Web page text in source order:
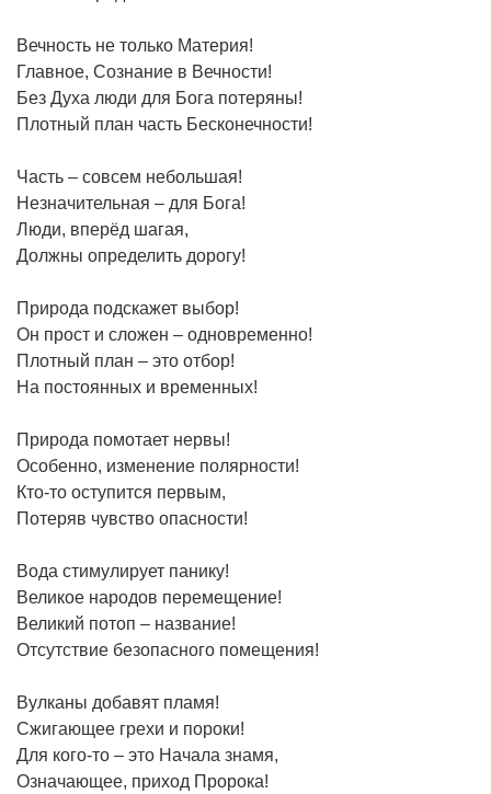
Вечность не только Материя!
Главное, Сознание в Вечности!
Без Духа люди для Бога потеряны!
Плотный план часть Бесконечности!
Часть – совсем небольшая!
Незначительная – для Бога!
Люди, вперёд шагая,
Должны определить дорогу!
Природа подскажет выбор!
Он прост и сложен – одновременно!
Плотный план – это отбор!
На постоянных и временных!
Природа помотает нервы!
Особенно, изменение полярности!
Кто-то оступится первым,
Потеряв чувство опасности!
Вода стимулирует панику!
Великое народов перемещение!
Великий потоп – название!
Отсутствие безопасного помещения!
Вулканы добавят пламя!
Сжигающее грехи и пороки!
Для кого-то – это Начала знамя,
Означающее, приход Пророка!